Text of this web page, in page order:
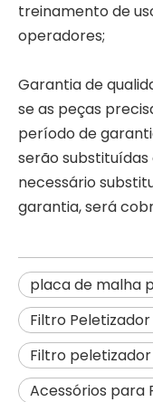
treinamento de
operadores;
Garantia de
se as peças
período de
serão
necessário
garantia, será
placa de malha
Filtro
Filtro
Acessórios para